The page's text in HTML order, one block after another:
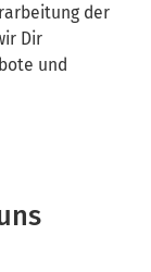
der
Dir
und